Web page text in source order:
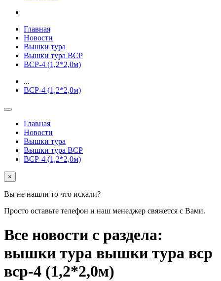
Главная
Новости
Вышки тура
Вышки тура ВСР
ВСР-4 (1,2*2,0м)
...
ВСР-4 (1,2*2,0м)
Главная
Новости
Вышки тура
Вышки тура ВСР
ВСР-4 (1,2*2,0м)
×
Вы не нашли то что искали?
Просто оставьте телефон и наш менеджер свяжется с Вами.
Все новости с раздела:
вышки тура вышки тура вср
вср-4 (1,2*2,0м)